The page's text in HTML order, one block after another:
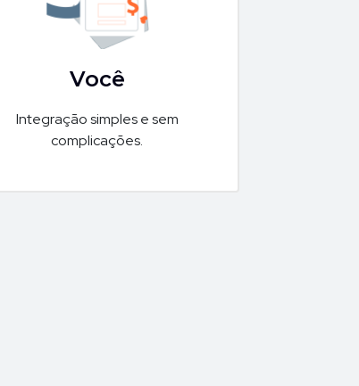
Você
Integração simples e sem
complicações.